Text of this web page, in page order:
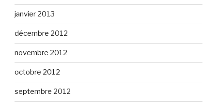
janvier 2013
décembre 2012
novembre 2012
octobre 2012
septembre 2012